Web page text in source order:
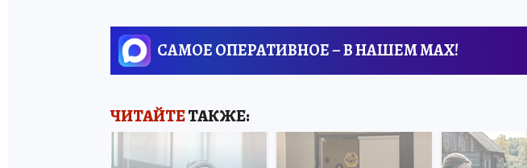
САМОЕ ОПЕРАТИВНОЕ – В НАШЕМ MAX!
ЧИТАЙТЕТАКЖЕ: